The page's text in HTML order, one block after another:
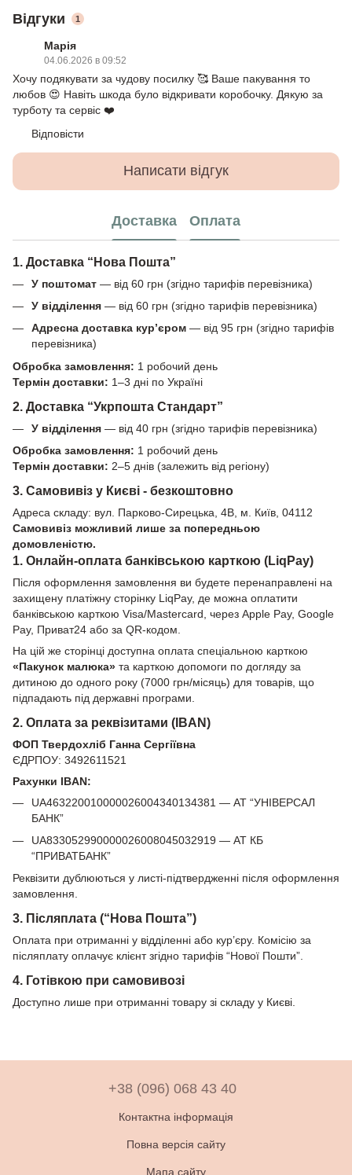
Відгуки 1
Марія
04.06.2026 в 09:52
Хочу подякувати за чудову посилку 🥰 Ваше пакування то
любов 😍 Навіть шкода було відкривати коробочку. Дякую за
турботу та сервіс ❤️
Відповісти
Написати відгук
Доставка Оплата
1. Доставка “Нова Пошта”
У поштомат — від 60 грн (згідно тарифів перевізника)
У відділення — від 60 грн (згідно тарифів перевізника)
Адресна доставка кур’єром — від 95 грн (згідно тарифів
перевізника)
Обробка замовлення: 1 робочий день
Термін доставки: 1–3 дні по Україні
2. Доставка “Укрпошта Стандарт”
У відділення — від 40 грн (згідно тарифів перевізника)
Обробка замовлення: 1 робочий день
Термін доставки: 2–5 днів (залежить від регіону)
3. Самовивіз у Києві - безкоштовно
Адреса складу: вул. Парково-Сирецька, 4В, м. Київ, 04112
Самовивіз можливий лише за попередньою
домовленістю.
1. Онлайн-оплата банківською карткою (LiqPay)
Після оформлення замовлення ви будете перенаправлені на
захищену платіжну сторінку LiqPay, де можна оплатити
банківською карткою Visa/Mastercard, через Apple Pay, Google
Pay, Приват24 або за QR-кодом.
На цій же сторінці доступна оплата спеціальною карткою
«Пакунок малюка» та карткою допомоги по догляду за
дитиною до одного року (7000 грн/місяць) для товарів, що
підпадають під державні програми.
2. Оплата за реквізитами (IBAN)
ФОП Твердохліб Ганна Сергіївна
ЄДРПОУ: 3492611521
Рахунки IBAN:
UA463220010000026004340134381 — АТ “УНІВЕРСАЛ
БАНК”
UA833052990000026008045032919 — АТ КБ
“ПРИВАТБАНК”
Реквізити дублюються у листі-підтвердженні після оформлення
замовлення.
3. Післяплата (“Нова Пошта”)
Оплата при отриманні у відділенні або кур’єру. Комісію за
післяплату оплачує клієнт згідно тарифів “Нової Пошти”.
4. Готівкою при самовивозі
Доступно лише при отриманні товару зі складу у Києві.
+38 (096) 068 43 40
Контактна інформація
Повна версія сайту
Мапа сайту